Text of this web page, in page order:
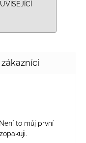
z 5 hvězdiček.
to můj první